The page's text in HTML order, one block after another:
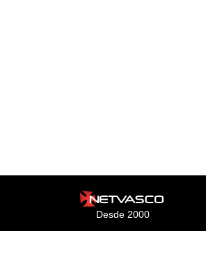
Desde 2000